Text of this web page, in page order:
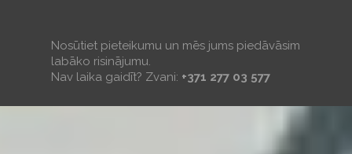
Nosūtiet pieteikumu un mēs jums piedāvāsim
labāko risinājumu.
Nav laika gaidīt? Zvani: +371 277 03 577